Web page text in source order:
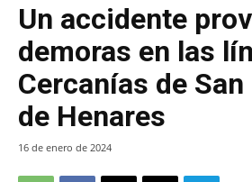
Un accidente
demoras en las
Cercanías de
de Henares
16 de enero de 2024